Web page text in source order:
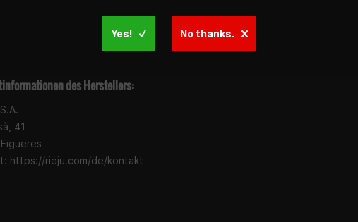
des Herstellers:
41
https://rieju.com/de/kontakt
Yes! No thanks.